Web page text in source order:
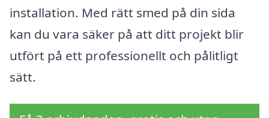
installation. Med rätt smed på din sida
kan du vara säker på att ditt projekt blir
utfört på ett professionellt och pålitligt
sätt.